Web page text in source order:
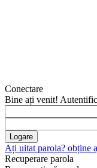
Conectare
Bine ați venit!
Ați uitat parola? obține
Recuperare parola